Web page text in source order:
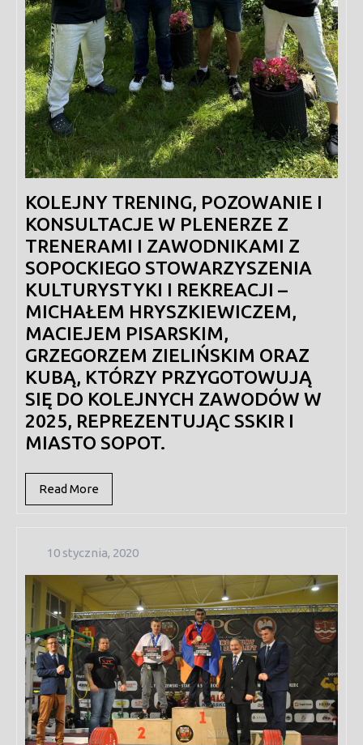
KOLEJNY TRENING, POZOWANIE I
KONSULTACJE W PLENERZE Z
TRENERAMI I ZAWODNIKAMI Z
SOPOCKIEGO STOWARZYSZENIA
KULTURYSTYKI I REKREACJI –
MICHAŁEM HRYSZKIEWICZEM,
MACIEJEM PISARSKIM,
GRZEGORZEM ZIELIŃSKIM ORAZ
KUBĄ, KTÓRZY PRZYGOTOWUJĄ
SIĘ DO KOLEJNYCH ZAWODÓW W
2025, REPREZENTUJĄC SSKIR I
MIASTO SOPOT.
Read More
More
10 stycznia, 202010
2020